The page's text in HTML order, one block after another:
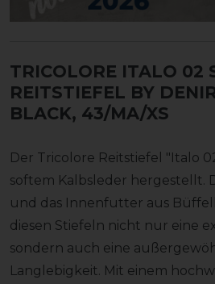
TRICOLORE ITALO 02
REITSTIEFEL BY
BLACK, 43/MA/XS
Der Tricolore Reitstiefel "Italo
softem Kalbsleder hergestellt.
und das Innenfutter aus
diesen Stiefeln nicht nur eine
sondern auch eine
Langlebigkeit. Mit einem